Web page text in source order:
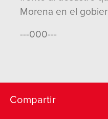
Morena en el
---000---
Compartir